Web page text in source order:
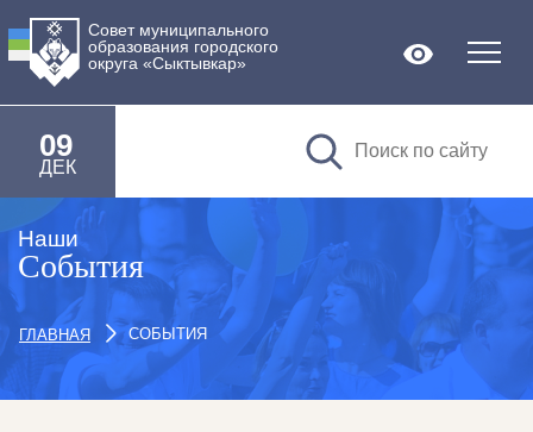
Совет муниципального
образования городского
округа «Сыктывкар»
09
ДЕК
Версия
Наши
События
ГЛАВНАЯ СОБЫТИЯ